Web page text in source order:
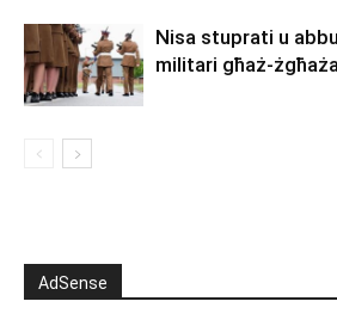
Nisa stuprati u
militari għaż-
AdSense